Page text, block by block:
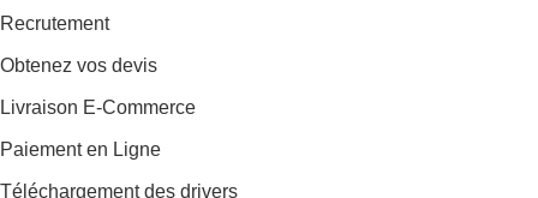
Recrutement
Obtenez vos devis
Livraison E-Commerce
Paiement en Ligne
Téléchargement des drivers